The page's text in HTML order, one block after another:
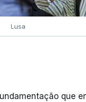
Lusa
que